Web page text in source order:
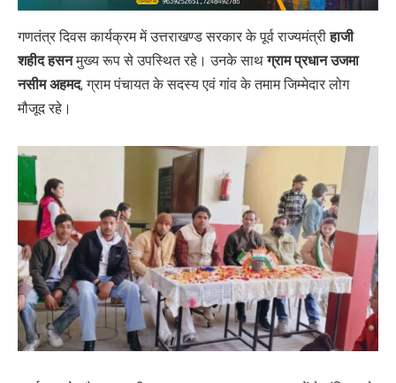
गणतंत्र दिवस कार्यक्रम में उत्तराखण्ड सरकार के पूर्व राज्यमंत्रीहाजी
शहीद हसनमुख्य रूप से उपस्थित रहे। उनके साथग्राम प्रधान उजमा
नसीम अहमद, ग्राम पंचायत के सदस्य एवं गांव के तमाम जिम्मेदार लोग
मौजूद रहे।